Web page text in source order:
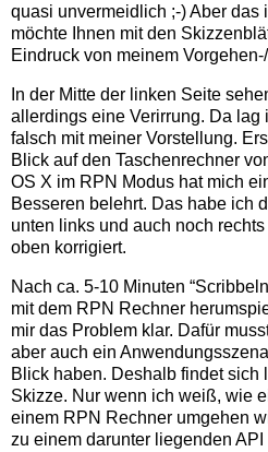
quasi unvermeidlich ;-) Aber das
möchte Ihnen mit den
Eindruck von meinem
In der Mitte der linken Seite
allerdings eine Verirrung. Da lag
falsch mit meiner Vorstellung.
Blick auf den Taschenrechner
OS X im RPN Modus hat mich
Besseren belehrt. Das habe ich
unten links und auch noch rechts
oben korrigiert.
Nach ca. 5-10 Minuten
mit dem RPN Rechner
mir das Problem klar. Dafür
aber auch ein
Blick haben. Deshalb findet sich
Skizze. Nur wenn ich weiß, wie
einem RPN Rechner umgehen
zu einem darunter liegenden API